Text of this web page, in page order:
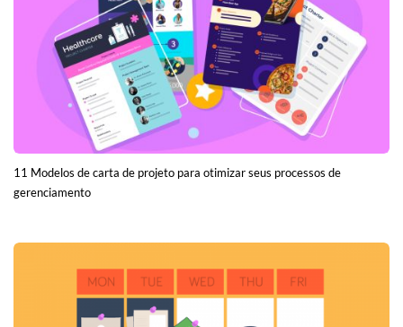
11 Modelos de carta de projeto para otimizar seus processos de
gerenciamento